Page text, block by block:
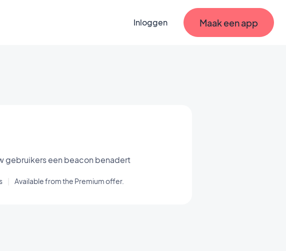
Inloggen Maak een app
gebruikers een beacon benadert
Available from the Premium offer.